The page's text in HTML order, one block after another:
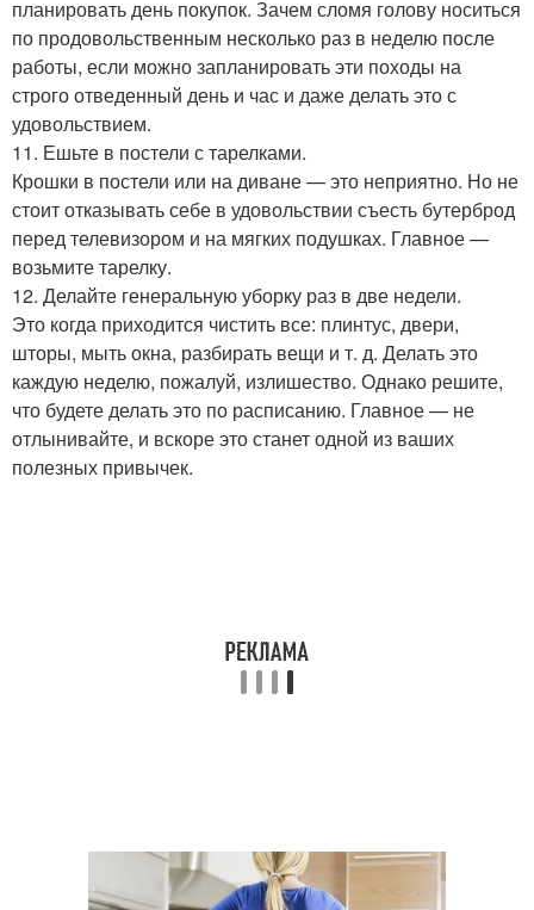
планировать день покупок. Зачем сломя голову носиться
по продовольственным несколько раз в неделю после
работы, если можно запланировать эти походы на
строго отведенный день и час и даже делать это с
удовольствием.
11. Ешьте в постели с тарелками.
Крошки в постели или на диване — это неприятно. Но не
стоит отказывать себе в удовольствии съесть бутерброд
перед телевизором и на мягких подушках. Главное —
возьмите тарелку.
12. Делайте генеральную уборку раз в две недели.
Это когда приходится чистить все: плинтус, двери,
шторы, мыть окна, разбирать вещи и т. д. Делать это
каждую неделю, пожалуй, излишество. Однако решите,
что будете делать это по расписанию. Главное — не
отлынивайте, и вскоре это станет одной из ваших
полезных привычек.